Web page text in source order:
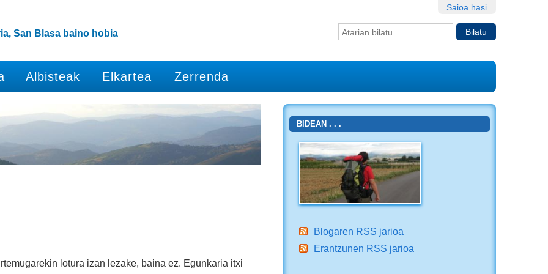
Saioa hasi
Bilatu atarian
San Blasa baino hobia
Albisteak Elkartea Zerrenda
lotura izan lezake, baina ez. Egunkaria itxi
BIDEAN . . .
Blogaren RSS jarioa
Erantzunen RSS jarioa